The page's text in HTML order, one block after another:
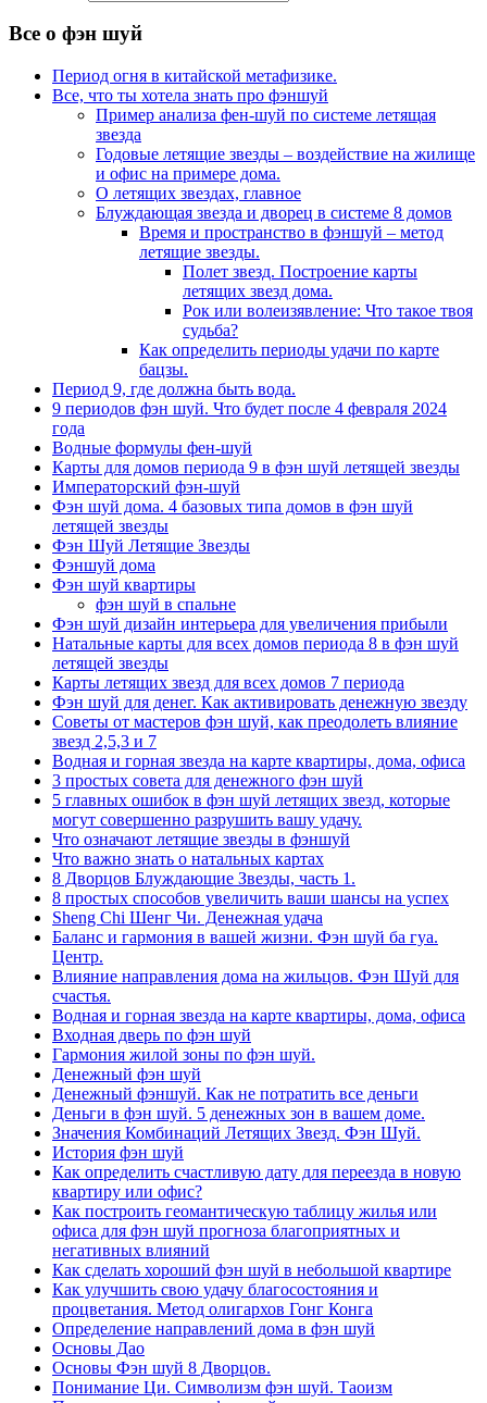
Все о фэн шуй
Период огня в китайской метафизике.
Все, что ты хотела знать про фэншуй
Пример анализа фен-шуй по системе летящая
звезда
Годовые летящие звезды – воздействие на жилище
и офис на примере дома.
О летящих звездах, главное
Блуждающая звезда и дворец в системе 8 домов
Время и пространство в фэншуй – метод
летящие звезды.
Полет звезд. Построение карты
летящих звезд дома.
Рок или волеизявление: Что такое твоя
судьба?
Как определить периоды удачи по карте
бацзы.
Период 9, где должна быть вода.
9 периодов фэн шуй. Что будет после 4 февраля 2024
года
Водные формулы фен-шуй
Карты для домов периода 9 в фэн шуй летящей звезды
Императорский фэн-шуй
Фэн шуй дома. 4 базовых типа домов в фэн шуй
летящей звезды
Фэн Шуй Летящие Звезды
Фэншуй дома
Фэн шуй квартиры
фэн шуй в спальне
Фэн шуй дизайн интерьера для увеличения прибыли
Натальные карты для всех домов периода 8 в фэн шуй
летящей звезды
Карты летящих звезд для всех домов 7 периода
Фэн шуй для денег. Как активировать денежную звезду
Советы от мастеров фэн шуй, как преодолеть влияние
звезд 2,5,3 и 7
Водная и горная звезда на карте квартиры, дома, офиса
3 простых совета для денежного фэн шуй
5 главных ошибок в фэн шуй летящих звезд, которые
могут совершенно разрушить вашу удачу.
Что означают летящие звезды в фэншуй
Что важно знать о натальных картах
8 Дворцов Блуждающие Звезды, часть 1.
8 простых способов увеличить ваши шансы на успех
Sheng Chi Шенг Чи. Денежная удача
Баланс и гармония в вашей жизни. Фэн шуй ба гуа.
Центр.
Влияние направления дома на жильцов. Фэн Шуй для
счастья.
Водная и горная звезда на карте квартиры, дома, офиса
Входная дверь по фэн шуй
Гармония жилой зоны по фэн шуй.
Денежный фэн шуй
Денежный фэншуй. Как не потратить все деньги
Деньги в фэн шуй. 5 денежных зон в вашем доме.
Значения Комбинаций Летящих Звезд. Фэн Шуй.
История фэн шуй
Как определить счастливую дату для переезда в новую
квартиру или офис?
Как построить геомантическую таблицу жилья или
офиса для фэн шуй прогноза благоприятных и
негативных влияний
Как сделать хороший фэн шуй в небольшой квартире
Как улучшить свою удачу благосостояния и
процветания. Метод олигархов Гонг Конга
Определение направлений дома в фэн шуй
Основы Дао
Основы Фэн шуй 8 Дворцов.
Понимание Ци. Символизм фэн шуй. Таоизм